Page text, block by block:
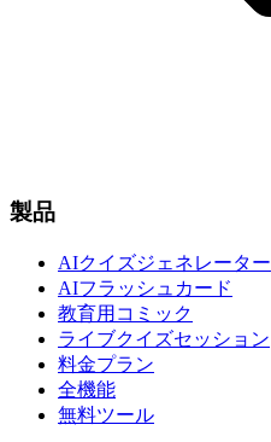
製品
AIクイズジェネレーター
AIフラッシュカード
教育用コミック
ライブクイズセッション
料金プラン
全機能
無料ツール